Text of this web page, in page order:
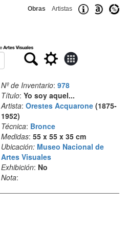
Obras Artistas
Nº de Inventario: 978
Título: Yo soy aquel...
Artista: Orestes Acquarone(1875-
1952)
Técnica: Bronce
Medidas: 55 x 55 x 35 cm
Ubicación: Museo Nacional de
Artes Visuales
Exhibición: No
Nota: